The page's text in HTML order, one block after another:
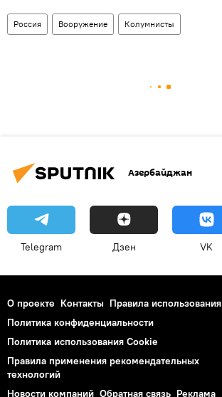
Россия Вооружение Колумнисты
Азербайджан
Telegram Дзен VK
О проекте Контакты Правила использования
Политика конфиденциальности
Политика использования Cookie
Правила применения рекомендательных
технологий
Новости компаний Обратная связь Реклама